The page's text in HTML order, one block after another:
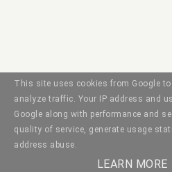
This site uses cookies from Google
analyze traffic. Your IP address and
Google along with performance and
quality of service, generate usage
address abuse.
LEARN MORE